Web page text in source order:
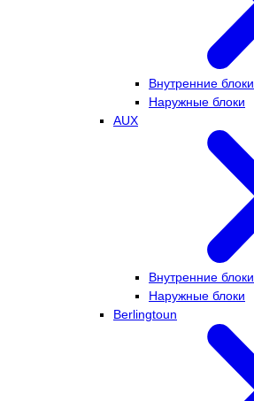
Внутренние блоки
Наружные блоки
AUX
Внутренние блоки
Наружные блоки
Berlingtoun